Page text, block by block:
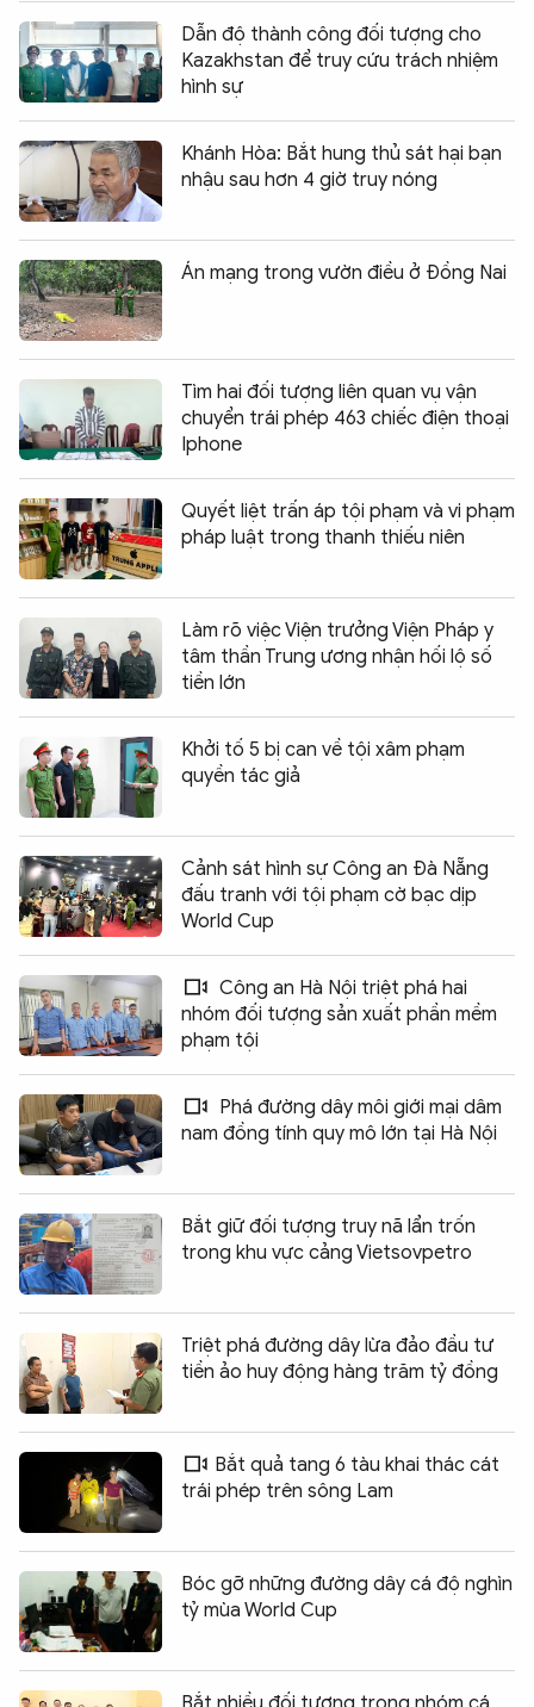
Dẫn độ thành công đối tượng cho
Kazakhstan để truy cứu trách nhiệm
hình sự
Khánh Hòa: Bắt hung thủ sát hại bạn
nhậu sau hơn 4 giờ truy nóng
Án mạng trong vườn điều ở Đồng Nai
Tìm hai đối tượng liên quan vụ vận
chuyển trái phép 463 chiếc điện thoại
Iphone
Quyết liệt trấn áp tội phạm và vi phạm
pháp luật trong thanh thiếu niên
Làm rõ việc Viện trưởng Viện Pháp y
tâm thần Trung ương nhận hối lộ số
tiền lớn
Khởi tố 5 bị can về tội xâm phạm
quyền tác giả
Cảnh sát hình sự Công an Đà Nẵng
đấu tranh với tội phạm cờ bạc dịp
World Cup
Công an Hà Nội triệt phá hai
nhóm đối tượng sản xuất phần mềm
phạm tội
Phá đường dây môi giới mại dâm
nam đồng tính quy mô lớn tại Hà Nội
Bắt giữ đối tượng truy nã lẩn trốn
trong khu vực cảng Vietsovpetro
Triệt phá đường dây lừa đảo đầu tư
tiền ảo huy động hàng trăm tỷ đồng
Bắt quả tang 6 tàu khai thác cát
trái phép trên sông Lam
Bóc gỡ những đường dây cá độ nghìn
tỷ mùa World Cup